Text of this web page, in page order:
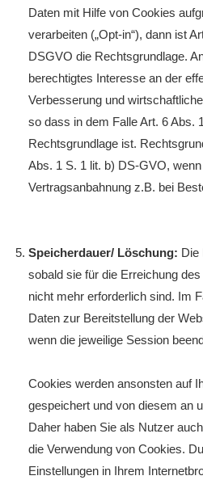
Daten mit Hilfe von Cookies
verarbeiten („Opt-in“), dann ist
DSGVO die Rechtsgrundlage.
berechtigtes Interesse an der
Verbesserung und
so dass in dem Falle Art. 6 Abs.
Rechtsgrundlage ist.
Abs. 1 S. 1 lit. b) DS-GVO,
Vertragsanbahnung z.B. bei
Speicherdauer/ Löschung: Die
sobald sie für die Erreichung
nicht mehr erforderlich sind. Im
Daten zur Bereitstellung der
wenn die jeweilige Session
Cookies werden ansonsten auf
gespeichert und von diesem an
Daher haben Sie als Nutzer
die Verwendung von Cookies.
Einstellungen in Ihrem